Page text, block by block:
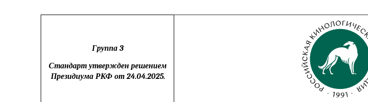
Группа 3
Стандарт утвержден решением
Президиума РКФ от24.04.2025.